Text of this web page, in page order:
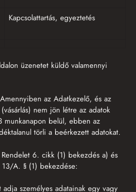
Kapcsolattartás, egyeztetés
üzenetet küldő valamennyi
az Adatkezelő, és az
nem jön létre az adatok
munkanapon belül, ebben az
törli a beérkezett adatokat.
6. cikk (1) bekezdés a) és
A. § (1) bekezdése:
személyes adatainak egy vagy